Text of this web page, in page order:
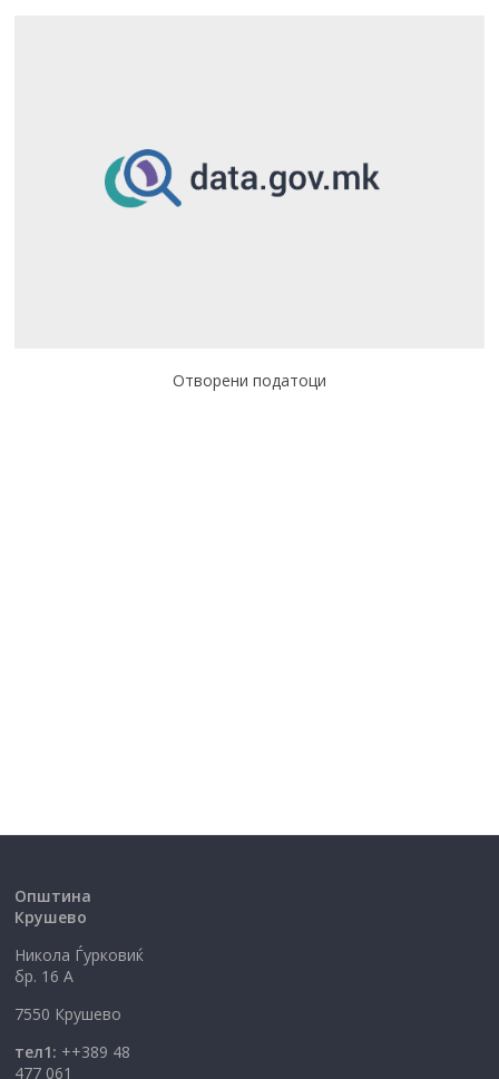
Отворени податоци
Општина
Крушево
Никола Ѓурковиќ
бр. 16 А
7550 Крушево
тел1: ++389 48
477 061